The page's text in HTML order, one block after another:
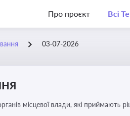
Про проєкт Всі
03-07-2026
місцевої влади, які приймають